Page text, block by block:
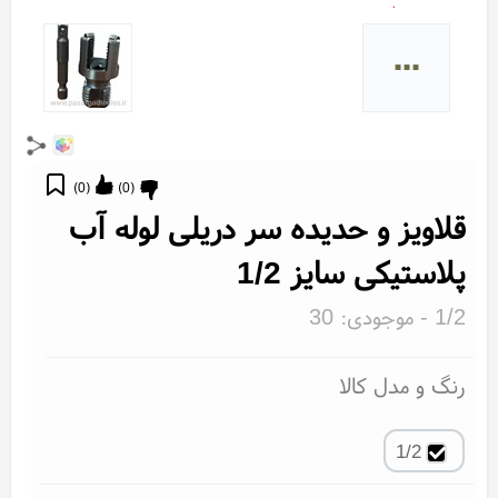
...
(
0
) (
0
)
قلاویز و حدیده سر دریلی لوله آب
پلاستیکی سایز 1/2
1/2 - موجودی:30
رنگ و مدل کالا
1/2